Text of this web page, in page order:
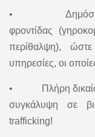
• Δημόσιες
φροντίδας
περίθαλψη),
υπηρεσίες, οι
• Πλήρη
συγκάλυψη σε
trafficking!